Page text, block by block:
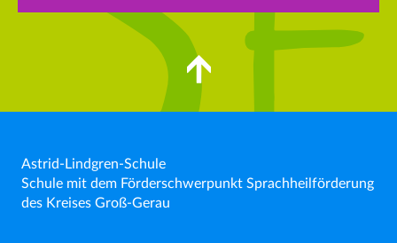
Astrid-Lindgren-Schule
Schule mit dem Förderschwerpunkt Sprachheilförderung
des Kreises Groß-Gerau